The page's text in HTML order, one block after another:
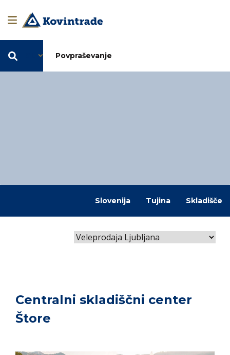
Povpraševanje
Slovenija Tujina Skladišče
Centralni skladiščni center
Štore